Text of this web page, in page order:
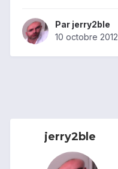
Par jerry2ble
10 octobre 2012
jerry2ble